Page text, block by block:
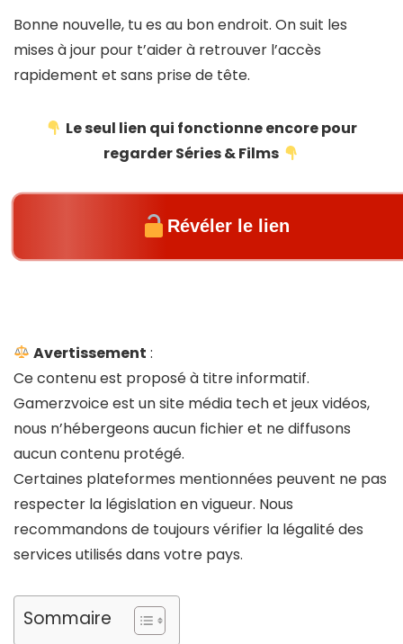
Bonne nouvelle, tu es au bon endroit. On suit les
mises à jour pour t’aider à retrouver l’accès
rapidement et sans prise de tête.
Le seul lien qui fonctionne encore pour
regarder Séries & Films
Révéler le lien
Avertissement :
Ce contenu est proposé à titre informatif.
Gamerzvoice est un site média tech et jeux vidéos,
nous n’hébergeons aucun fichier et ne diffusons
aucun contenu protégé.
Certaines plateformes mentionnées peuvent ne pas
respecter la législation en vigueur. Nous
recommandons de toujours vérifier la légalité des
services utilisés dans votre pays.
Sommaire